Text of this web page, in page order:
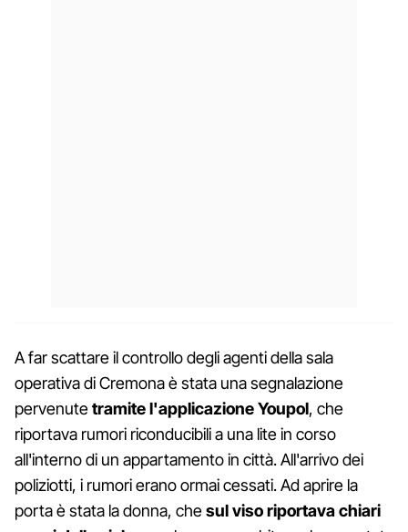
A far scattare il controllo degli agenti della sala
operativa di Cremona è stata una segnalazione
pervenutetramite l'applicazione Youpol, che
riportava rumori riconducibili a una lite in corso
all'interno di un appartamento in città. All'arrivo dei
poliziotti, i rumori erano ormai cessati. Ad aprire la
porta è stata la donna, chesul viso riportava chiari